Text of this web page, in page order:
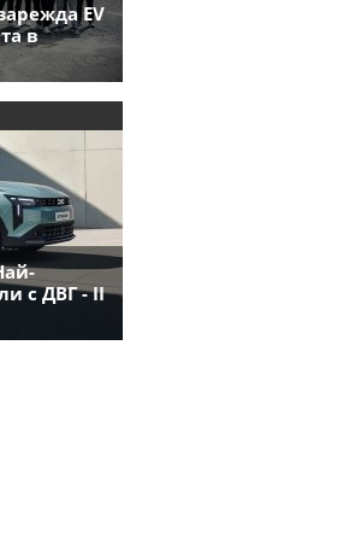
EV
в
с ДВГ - II